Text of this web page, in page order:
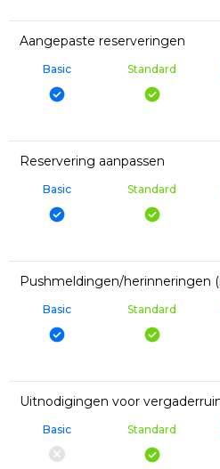
Aangepaste reserveringen
Basic Standard
Reservering aanpassen
Basic Standard
Pushmeldingen/herinneringen
Basic Standard
Uitnodigingen voor
Basic Standard